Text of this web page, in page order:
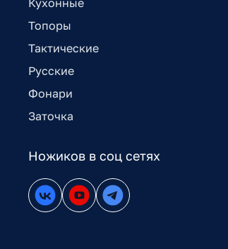
Кухонные
Топоры
Тактические
Русские
Фонари
Заточка
Ножиков в соц сетях